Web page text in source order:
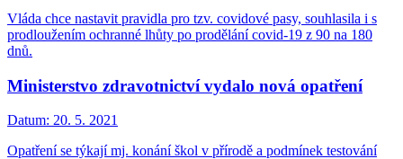
Vláda chce nastavit pravidla pro tzv. covidové pasy, souhlasila i s
prodloužením ochranné lhůty po prodělání covid-19 z 90 na 180
dnů.
Ministerstvo zdravotnictví vydalo nová opatření
Datum: 20. 5. 2021
Opatření se týkají mj. konání škol v přírodě a podmínek testování